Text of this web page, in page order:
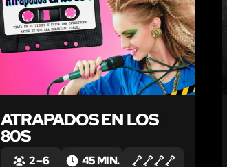
ATRAPADOS EN LOS
80S
2 – 6 45 MIN.